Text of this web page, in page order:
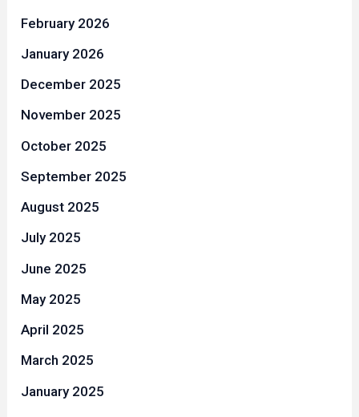
February 2026
January 2026
December 2025
November 2025
October 2025
September 2025
August 2025
July 2025
June 2025
May 2025
April 2025
March 2025
January 2025